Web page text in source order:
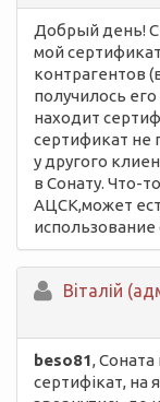
Добрый день!
мой
контрагентов
получилось
находит
сертификат не
у другого
в Сонату. Что-
АЦСК,может
Вiталій
beso81,
сертифікат, на